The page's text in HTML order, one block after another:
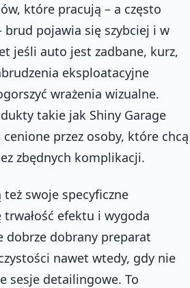
które pracują – a często
brud pojawia się szybciej i w
jeśli auto jest zadbane, kurz,
eksploatacyjne
wrażenia wizualne.
takie jak Shiny Garage
przez osoby, które chcą
zbędnych komplikacji.
swoje specyficzne
efektu i wygoda
dobrze dobrany preparat
nawet wtedy, gdy nie
sesje detailingowe. To